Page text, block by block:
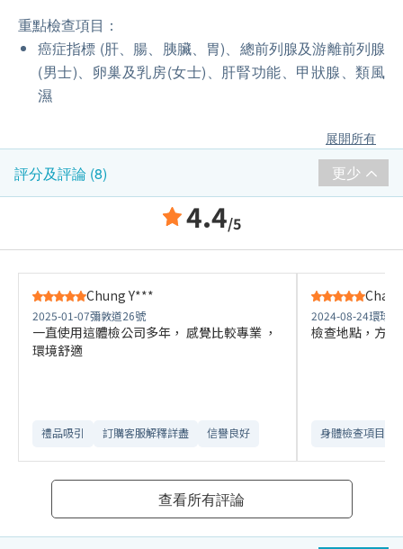
重點檢查項目：
癌症指標 (肝、腸、胰臟、胃)、總前列腺及游離前列腺
(男士)、卵巢及乳房(女士)、肝腎功能、甲狀腺、類風
濕
展開所有
評分及評論 (8) 更少
4.4/5
Chung Y***
2025-01-07彌敦道26號
一直使用這體檢公司多年， 感覺比較專業 ，
環境舒適
禮品吸引 訂購客服解釋詳盡 信譽良好
Chan
2024-08-24環球
檢查地點，方
身體檢查項目全
查看所有評論